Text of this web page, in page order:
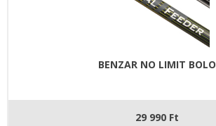
BENZAR NO LIMIT BOLO
29 990 Ft